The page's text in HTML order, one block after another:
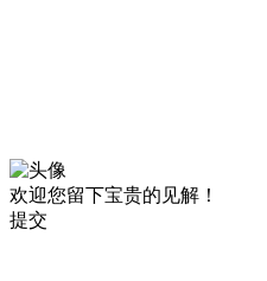
欢迎您留下宝贵的见解！
提交